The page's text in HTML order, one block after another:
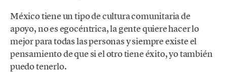
México tiene un tipo de cultura comunitaria de
apoyo, no es egocéntrica, la gente quiere hacer lo
mejor para todas las personas y siempre existe el
pensamiento de que si el otro tiene éxito, yo también
puedo tenerlo.